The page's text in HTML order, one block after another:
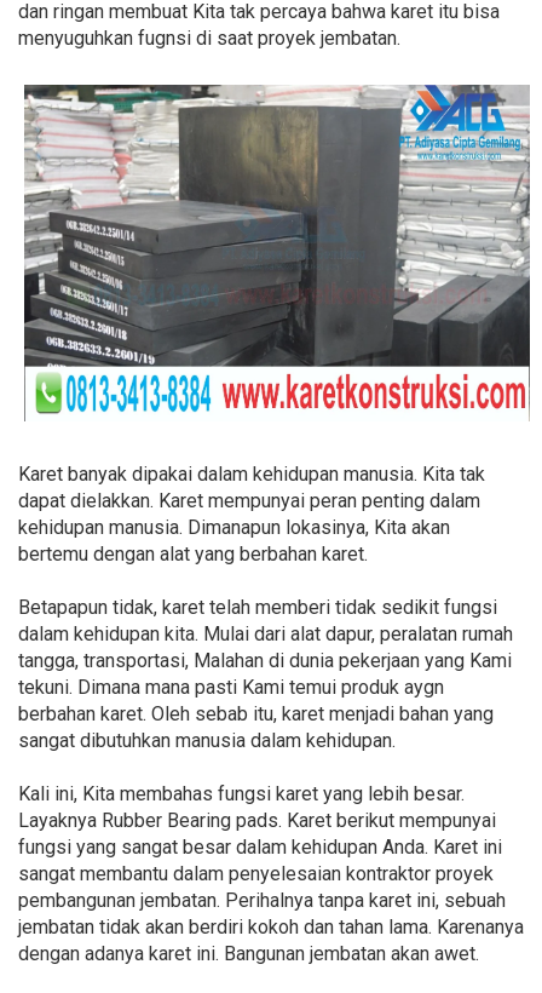
dan ringan membuat Kita tak percaya bahwa karet itu bisa
menyuguhkan fugnsi di saat proyek jembatan.
Karet banyak dipakai dalam kehidupan manusia. Kita tak
dapat dielakkan. Karet mempunyai peran penting dalam
kehidupan manusia. Dimanapun lokasinya, Kita akan
bertemu dengan alat yang berbahan karet.
Betapapun tidak, karet telah memberi tidak sedikit fungsi
dalam kehidupan kita. Mulai dari alat dapur, peralatan rumah
tangga, transportasi, Malahan di dunia pekerjaan yang Kami
tekuni. Dimana mana pasti Kami temui produk aygn
berbahan karet. Oleh sebab itu, karet menjadi bahan yang
sangat dibutuhkan manusia dalam kehidupan.
Kali ini, Kita membahas fungsi karet yang lebih besar.
Layaknya Rubber Bearing pads. Karet berikut mempunyai
fungsi yang sangat besar dalam kehidupan Anda. Karet ini
sangat membantu dalam penyelesaian kontraktor proyek
pembangunan jembatan. Perihalnya tanpa karet ini, sebuah
jembatan tidak akan berdiri kokoh dan tahan lama. Karenanya
dengan adanya karet ini. Bangunan jembatan akan awet.